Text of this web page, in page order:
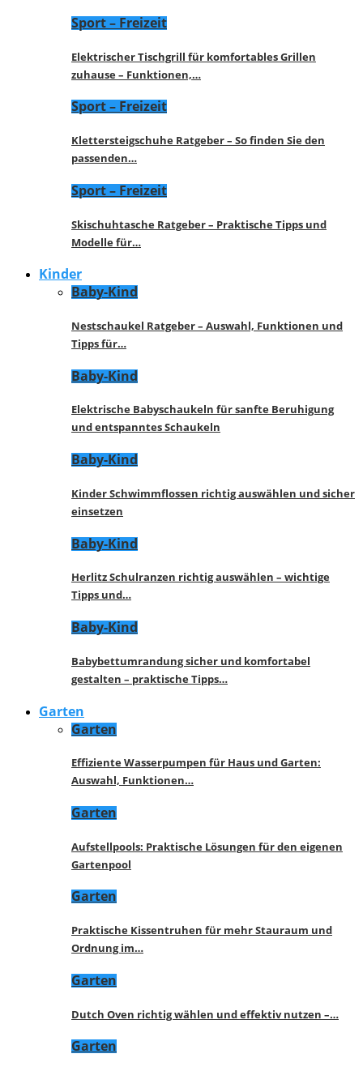
Sport – Freizeit
Elektrischer Tischgrill für komfortables Grillen
zuhause – Funktionen,…
Sport – Freizeit
Klettersteigschuhe Ratgeber – So finden Sie den
passenden…
Sport – Freizeit
Skischuhtasche Ratgeber – Praktische Tipps und
Modelle für…
Kinder
Baby-Kind
Nestschaukel Ratgeber – Auswahl, Funktionen und
Tipps für…
Baby-Kind
Elektrische Babyschaukeln für sanfte Beruhigung
und entspanntes Schaukeln
Baby-Kind
Kinder Schwimmflossen richtig auswählen und sicher
einsetzen
Baby-Kind
Herlitz Schulranzen richtig auswählen – wichtige
Tipps und…
Baby-Kind
Babybettumrandung sicher und komfortabel
gestalten – praktische Tipps…
Garten
Garten
Effiziente Wasserpumpen für Haus und Garten:
Auswahl, Funktionen…
Garten
Aufstellpools: Praktische Lösungen für den eigenen
Gartenpool
Garten
Praktische Kissentruhen für mehr Stauraum und
Ordnung im…
Garten
Dutch Oven richtig wählen und effektiv nutzen –…
Garten